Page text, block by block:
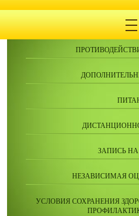
ЗАПИСЬ
НЕЗАВИСИМАЯ
УСЛОВИЯ СОХРАНЕНИЯ